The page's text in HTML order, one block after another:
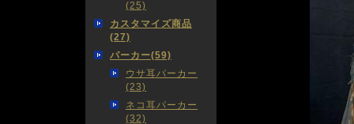
(25)
カスタマイズ商品
(27)
パーカー(59)
ウサ耳パーカー
(23)
ネコ耳パーカー
(32)